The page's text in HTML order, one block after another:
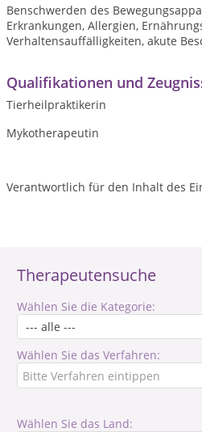
Therapeutensuche
Wählen Sie die Kategorie:
Wählen Sie das Verfahren:
Wählen Sie das Land:
Benschwerden des
Erkrankungen, Allergien,
Verhaltensauffälligkeiten, akute
Qualifikationen und
Tierheilpraktikerin
Mykotherapeutin
Verantwortlich für den Inhalt des